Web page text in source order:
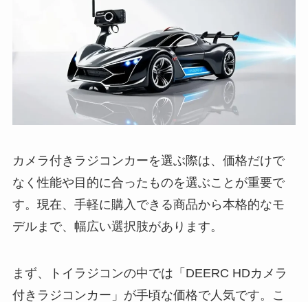
カメラ付きラジコンカーを選ぶ際は、価格だけで
なく性能や目的に合ったものを選ぶことが重要で
す。現在、手軽に購入できる商品から本格的なモ
デルまで、幅広い選択肢があります。
まず、トイラジコンの中では「DEERC HDカメラ
付きラジコンカー」が手頃な価格で人気です。こ